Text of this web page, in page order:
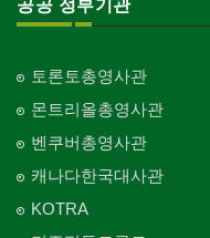
공공 정부기관
토론토총영사관
몬트리올총영사관
벤쿠버총영사관
캐나다한국대사관
KOTRA